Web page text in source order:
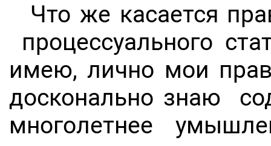
Что же касается
процессуального
имею, лично мои
досконально знаю
многолетнее